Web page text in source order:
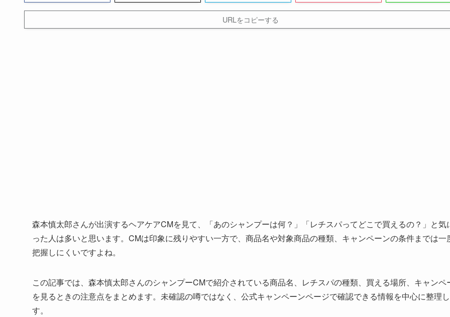
URLをコピーする
森本慎太郎さんが出演するヘアケアCMを見て、「あのシャンプーは何？」「レチスパってどこで買えるの？」と気
った人は多いと思います。CMは印象に残りやすい一方で、商品名や対象商品の種類、キャンペーンの条件までは一
把握しにくいですよね。
この記事では、森本慎太郎さんのシャンプーCMで紹介されている商品名、レチスパの種類、買える場所、キャンペ
を見るときの注意点をまとめます。未確認の噂ではなく、公式キャンペーンページで確認できる情報を中心に整理
す。